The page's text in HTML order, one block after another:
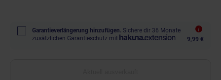
Garantieverlängerung hinzufügen. Sichere dir 36 Monate
zusätzlichen Garantieschutz mit
9,99 €